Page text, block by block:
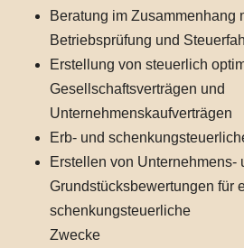
Beratung im Zusammenhang
Betriebsprüfung und
Erstellung von steuerlich
Gesellschaftsverträgen und
Unternehmenskaufverträgen
Erb- und
Erstellen von Unternehmens-
Grundstücksbewertungen für
schenkungsteuerliche
Zwecke